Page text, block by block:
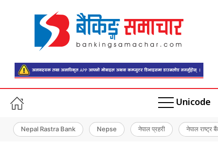
Unicode
Nepal Rastra Bank Nepse नेपाल प्रहरी नेपाल राष्ट्र